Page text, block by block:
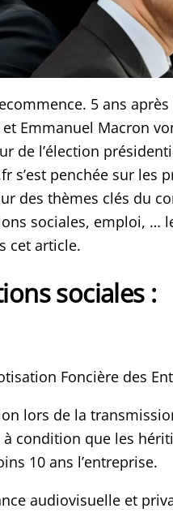
5 ans
Emmanuel Macron
de l’élection
s’est penchée sur les
des thèmes clés du
sociales, emploi, …
cet article.
sociales :
Foncière des
lors de la
condition que les
10 ans l’entreprise.
audiovisuelle et